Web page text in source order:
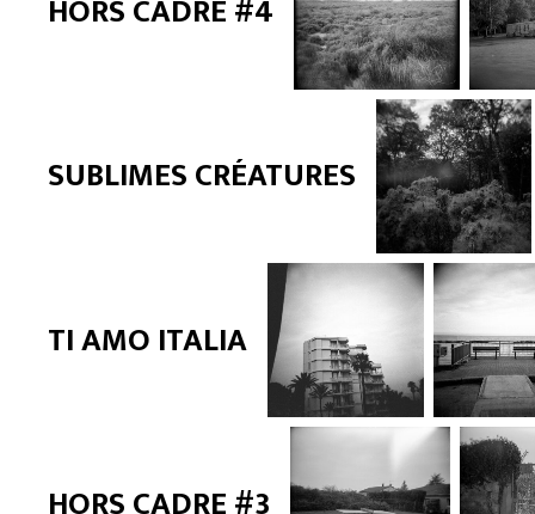
HORS CADRE #4
SUBLIMES CRÉATURES
TI AMO ITALIA